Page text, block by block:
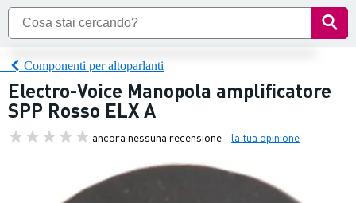
Componenti per altoparlanti
Electro-Voice Manopola amplificatore
SPP Rosso ELX A
ancora nessuna recensione la tua opinione